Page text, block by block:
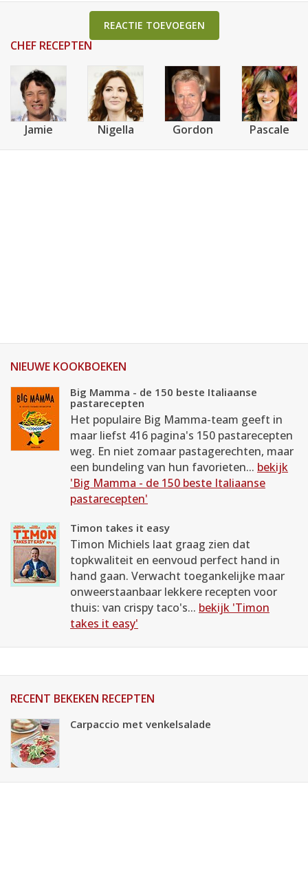
REACTIE TOEVOEGEN
CHEF RECEPTEN
Jamie Nigella Gordon Pascale
NIEUWE KOOKBOEKEN
Big Mamma - de 150 beste Italiaanse
pastarecepten
Het populaire Big Mamma-team geeft in
maar liefst 416 pagina's 150 pastarecepten
weg. En niet zomaar pastagerechten, maar
een bundeling van hun favorieten... bekijk
'Big Mamma - de 150 beste Italiaanse
pastarecepten'
Timon takes it easy
Timon Michiels laat graag zien dat
topkwaliteit en eenvoud perfect hand in
hand gaan. Verwacht toegankelijke maar
onweerstaanbaar lekkere recepten voor
thuis: van crispy taco's... bekijk 'Timon
takes it easy'
RECENT BEKEKEN RECEPTEN
Carpaccio met venkelsalade